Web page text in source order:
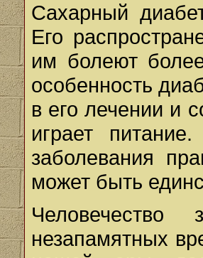
Сахарный
Его
им болеют
особенность
в его лечении и
играет
заболевания
может быть
незапамятных